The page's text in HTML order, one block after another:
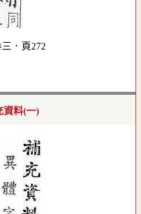
．頁272
資料(一)